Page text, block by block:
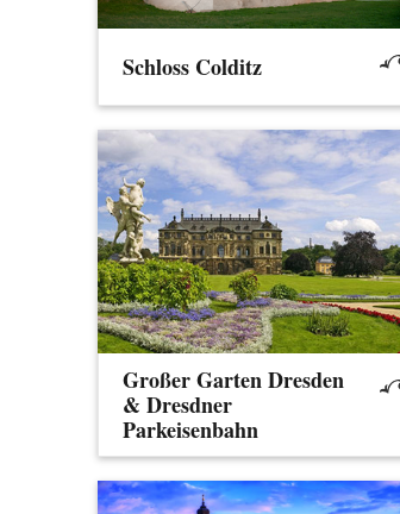
Schloss Colditz
Großer Garten Dresden
& Dresdner
Parkeisenbahn